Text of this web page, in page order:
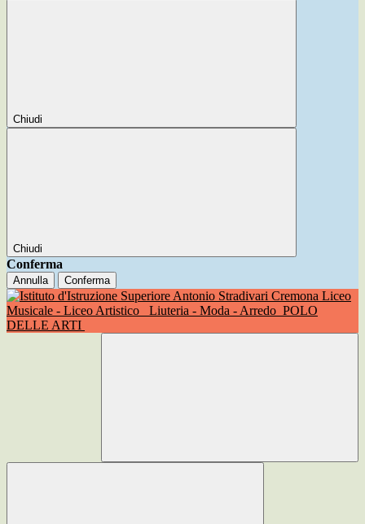
Chiudi
Chiudi
Conferma
Annulla Conferma
Liceo
Musicale - Liceo Artistico
Liuteria - Moda - Arredo POLO
DELLE ARTI